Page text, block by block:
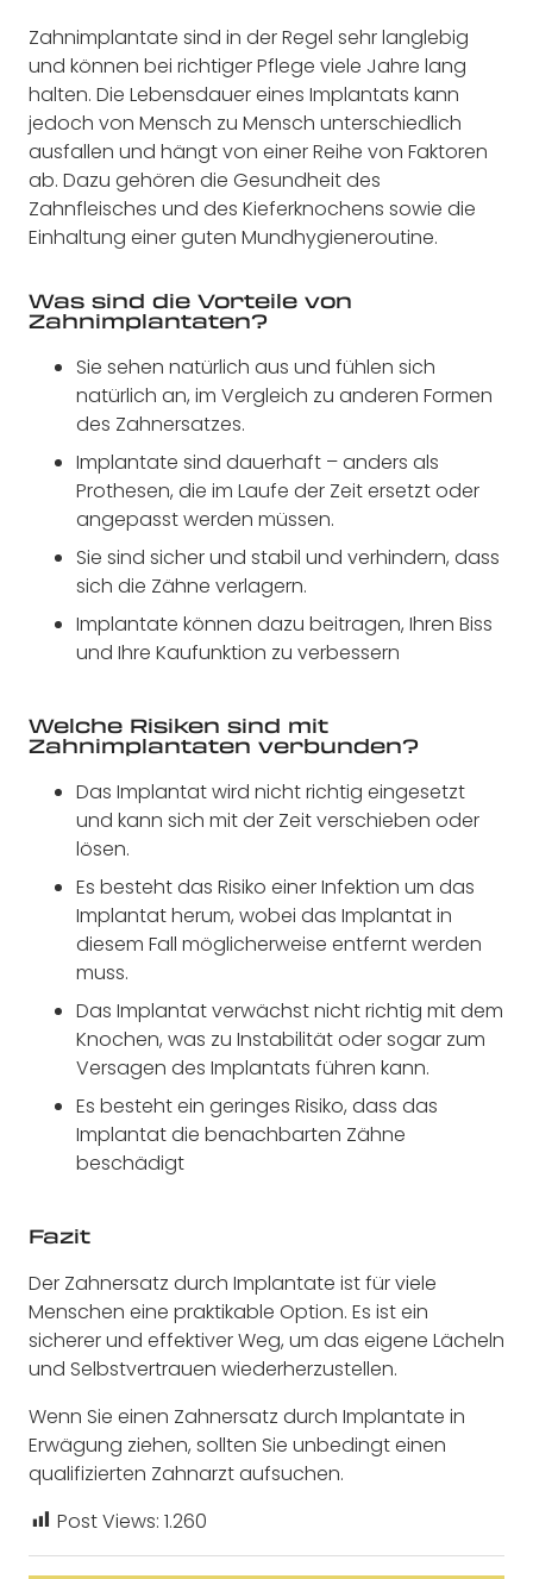
Zahnimplantate sind in der Regel sehr langlebig
und können bei richtiger Pflege viele Jahre lang
halten. Die Lebensdauer eines Implantats kann
jedoch von Mensch zu Mensch unterschiedlich
ausfallen und hängt von einer Reihe von Faktoren
ab. Dazu gehören die Gesundheit des
Zahnfleisches und des Kieferknochens sowie die
Einhaltung einer guten Mundhygieneroutine.
Was sind die Vorteile von
Zahnimplantaten?
Sie sehen natürlich aus und fühlen sich
natürlich an, im Vergleich zu anderen Formen
des Zahnersatzes.
Implantate sind dauerhaft – anders als
Prothesen, die im Laufe der Zeit ersetzt oder
angepasst werden müssen.
Sie sind sicher und stabil und verhindern, dass
sich die Zähne verlagern.
Implantate können dazu beitragen, Ihren Biss
und Ihre Kaufunktion zu verbessern
Welche Risiken sind mit
Zahnimplantaten verbunden?
Das Implantat wird nicht richtig eingesetzt
und kann sich mit der Zeit verschieben oder
lösen.
Es besteht das Risiko einer Infektion um das
Implantat herum, wobei das Implantat in
diesem Fall möglicherweise entfernt werden
muss.
Das Implantat verwächst nicht richtig mit dem
Knochen, was zu Instabilität oder sogar zum
Versagen des Implantats führen kann.
Es besteht ein geringes Risiko, dass das
Implantat die benachbarten Zähne
beschädigt
Fazit
Der Zahnersatz durch Implantate ist für viele
Menschen eine praktikable Option. Es ist ein
sicherer und effektiver Weg, um das eigene Lächeln
und Selbstvertrauen wiederherzustellen.
Wenn Sie einen Zahnersatz durch Implantate in
Erwägung ziehen, sollten Sie unbedingt einen
qualifizierten Zahnarzt aufsuchen.
Post Views: 1.260